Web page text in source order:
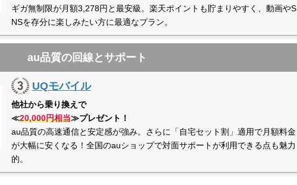
ギガ無制限が月額3,278円と最安級。楽天ポイントも貯まりやすく、動画やS
NSを存分に楽しみたい方に最適なプラン。
au品質の回線とサポート
UQモバイル
他社から乗り換えで
≪20,000円相当≫プレゼント！
au品質の高速通信と安定感が強み。さらに「自宅セット割」適用で月額料金
が大幅に安くなる！全国のauショップで対面サポートが利用できる点も魅力
的。